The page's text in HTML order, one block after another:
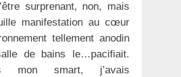
surprenant, non, mais
manifestation au cœur
tellement anodin
de bains le…pacifiait.
mon smart, j’avais